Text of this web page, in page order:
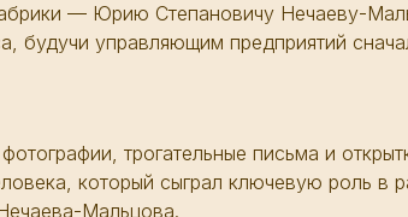
— Юрию Степановичу Нечаеву-
будучи управляющим предприятий
трогательные письма и
который сыграл ключевую роль в
Мальцова.